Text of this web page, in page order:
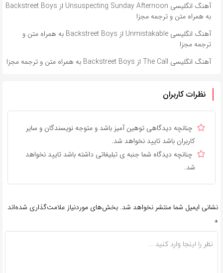
آهنگ انگلیسی Unsuspecting Sunday Afternoon از Backstreet Boys
به همراه متن و ترجمه مجزا
آهنگ انگلیسی Unmistakable از Backstreet Boys به همراه متن و
ترجمه مجزا
آهنگ انگلیسی The Call از Backstreet Boys به همراه متن و ترجمه مجزا
نظرات کاربران
چنانچه دیدگاهی توهین آمیز باشد و متوجه نویسندگان و سایر
کاربران باشد تایید نخواهد شد.
چنانچه دیدگاه شما جنبه ی تبلیغاتی داشته باشد تایید نخواهد
شد.
نشانی ایمیل شما منتشر نخواهد شد. بخش‌های موردنیاز علامت‌گذاری شده‌اند
*